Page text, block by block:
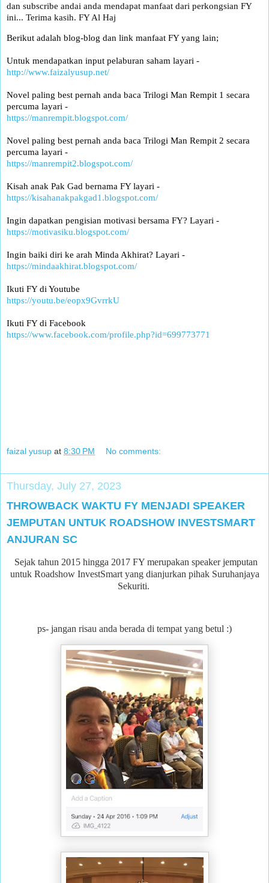
dan subscribe andai anda mendapat manfaat dari perkongsian FY
ini... Terima kasih. FY Al Haj
Berikut adalah blog-blog dan link manfaat FY yang lain;
Untuk mendapatkan input pelaburan saham layari -
http://www.faizalyusup.net/
Novel paling best pernah anda baca Trilogi Man Rempit 1 secara
percuma layari -
https://manrempit.blogspot.com/
Novel paling best pernah anda baca Trilogi Man Rempit 2 secara
percuma layari -
https://manrempit2.blogspot.com/
Kisah anak Pak Gad bernama FY layari -
https://kisahanakpakgad1.blogspot.com/
Ingin dapatkan pengisian motivasi bersama FY? Layari -
https://motivasiku.blogspot.com/
Ingin baiki diri ke arah Minda Akhirat? Layari -
https://mindaakhirat.blogspot.com/
Ikuti FY di Youtube
https://youtu.be/eopx9GvrrkU
Ikuti FY di Facebook
https://www.facebook.com/profile.php?id=699773771
faizal yusup at 8:30 PM No comments:
Thursday, July 27, 2023
THROWBACK WAKTU FY MENJADI SPEAKER
JEMPUTAN UNTUK ROADSHOW INVESTSMART
ANJURAN SC
Sejak tahun 2015 hingga 2017 FY merupakan speaker jemputan
untuk Roadshow InvestSmart yang dianjurkan pihak Suruhanjaya
Sekuriti.
ps- jangan risau anda berada di tempat yang betul :)